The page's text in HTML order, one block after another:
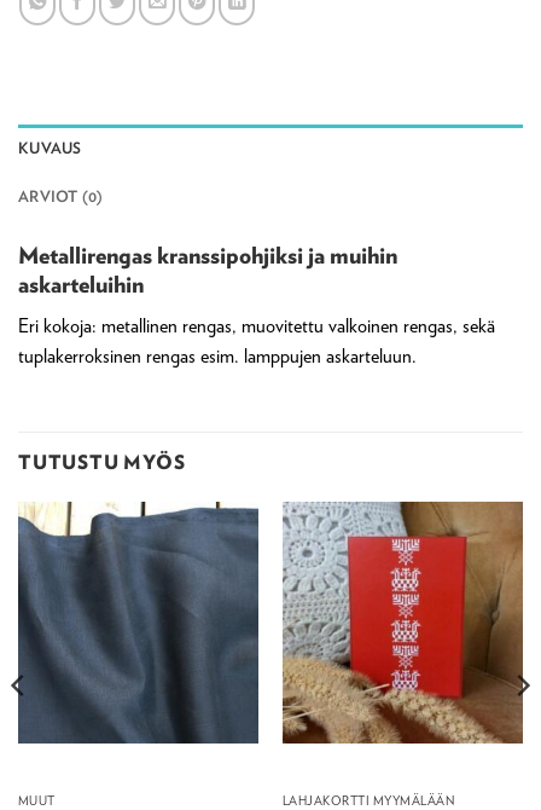
KUVAUS
ARVIOT (0)
Metallirengas kranssipohjiksi ja muihin
askarteluihin
Eri kokoja: metallinen rengas, muovitettu valkoinen rengas, sekä
tuplakerroksinen rengas esim. lamppujen askarteluun.
TUTUSTU MYÖS
MUUT LAHJAKORTTI MYYMÄLÄÄN